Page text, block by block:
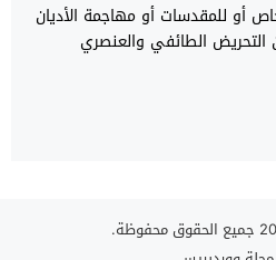
أو للمقدسات أو مهاجمة الأديان
التحريض الطائفي والعنصري